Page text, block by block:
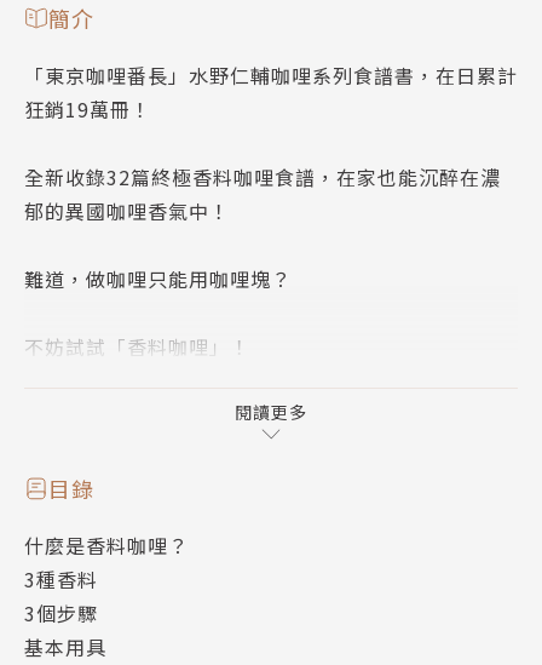
簡介
「東京咖哩番長」水野仁輔咖哩系列食譜書，在日累計
狂銷19萬冊！
全新收錄32篇終極香料咖哩食譜，在家也能沉醉在濃
郁的異國咖哩香氣中！
難道，做咖哩只能用咖哩塊？
不妨試試「香料咖哩」！
就是不使用咖哩塊和咖哩粉的咖哩，利用香料襯托出食
只需要一個平底鍋就能製作，程序雖然簡單，風味卻很
道地。
閱讀更多
目錄
什麼是香料咖哩？
3種香料
3個步驟
基本用具